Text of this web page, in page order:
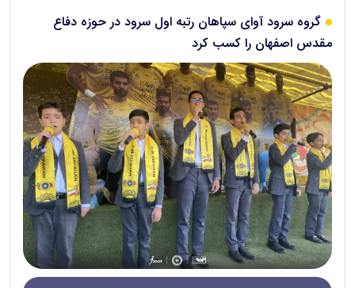
گروه سرود آوای سپاهان رتبه اول سرود در حوزه دفاع
مقدس اصفهان را کسب کرد